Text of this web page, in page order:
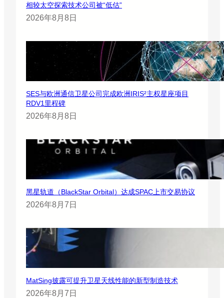
相较太空探索技术公司被“低估”
2026年8月8日
SES与欧洲通信卫星公司完成欧洲IRIS²主权星座项目
RDV1里程碑
2026年8月8日
黑星轨道（BlackStar Orbital）达成SPAC上市交易协议
2026年8月7日
MatSing披露可提升卫星天线性能的新型制造技术
2026年8月7日